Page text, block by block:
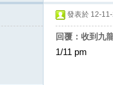
發表於 12-
回覆：收到九
1/11 pm